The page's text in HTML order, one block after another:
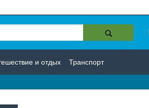
и отдых Транспорт